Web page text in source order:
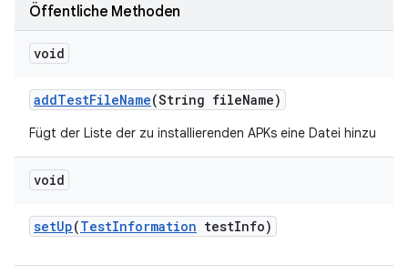
Öffentliche Methoden
void
addTestFileName(String fileName)
Fügt der Liste der zu installierenden APKs eine Datei hinzu
void
setUp(TestInformation testInfo)